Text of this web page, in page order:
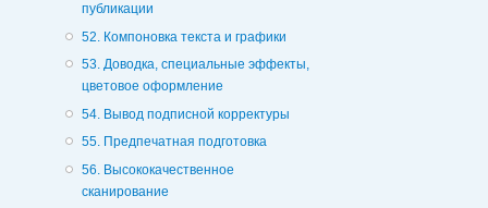
публикации
52. Компоновка текста и графики
53. Доводка, специальные эффекты,
цветовое оформление
54. Вывод подписной корректуры
55. Предпечатная подготовка
56. Высококачественное
сканирование